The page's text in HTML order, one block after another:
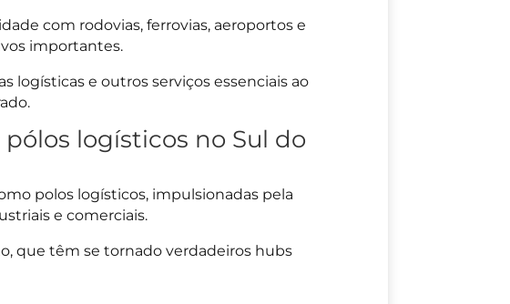
com rodovias, ferrovias, aeroportos e
importantes.
logísticas e outros serviços essenciais ao
logísticos no Sul do
polos logísticos, impulsionadas pela
e comerciais.
que têm se tornado verdadeiros hubs